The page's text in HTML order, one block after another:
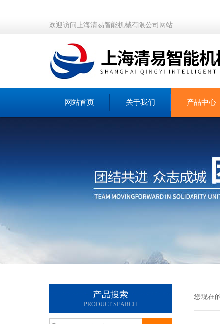
欢迎访问上海清易智能机械有限公司网站
网站首页 关于我们 产品中心
产品搜索
PRODUCT SEARCH
您现在